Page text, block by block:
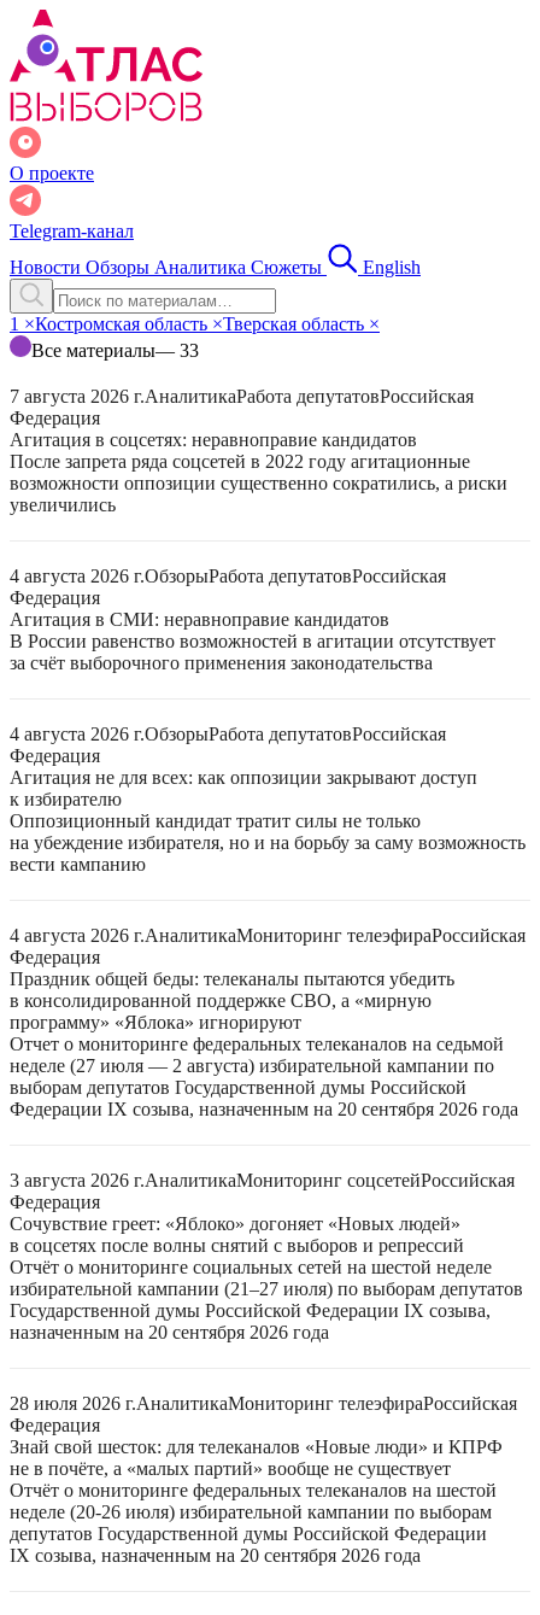
О проекте
Telegram-канал
Новости Обзоры Аналитика Сюжеты English
1 ×Костромская область ×Тверская область ×
Все материалы— 33
7 августа 2026 г.АналитикаРабота депутатовРоссийская
Федерация
Агитация в соцсетях: неравноправие кандидатов
После запрета ряда соцсетей в 2022 году агитационные
возможности оппозиции существенно сократились, а риски
увеличились
4 августа 2026 г.ОбзорыРабота депутатовРоссийская
Федерация
Агитация в СМИ: неравноправие кандидатов
В России равенство возможностей в агитации отсутствует
за счёт выборочного применения законодательства
4 августа 2026 г.ОбзорыРабота депутатовРоссийская
Федерация
Агитация не для всех: как оппозиции закрывают доступ
к избирателю
Оппозиционный кандидат тратит силы не только
на убеждение избирателя, но и на борьбу за саму возможность
вести кампанию
4 августа 2026 г.АналитикаМониторинг телеэфираРоссийская
Федерация
Праздник общей беды: телеканалы пытаются убедить
в консолидированной поддержке СВО, а «мирную
программу» «Яблока» игнорируют
Отчет о мониторинге федеральных телеканалов на седьмой
неделе (27 июля — 2 августа) избирательной кампании по
выборам депутатов Государственной думы Российской
Федерации IX созыва, назначенным на 20 сентября 2026 года
3 августа 2026 г.АналитикаМониторинг соцсетейРоссийская
Федерация
Сочувствие греет: «Яблоко» догоняет «Новых людей»
в соцсетях после волны снятий с выборов и репрессий
Отчёт о мониторинге социальных сетей на шестой неделе
избирательной кампании (21–27 июля) по выборам депутатов
Государственной думы Российской Федерации IX созыва,
назначенным на 20 сентября 2026 года
28 июля 2026 г.АналитикаМониторинг телеэфираРоссийская
Федерация
Знай свой шесток: для телеканалов «Новые люди» и КПРФ
не в почёте, а «малых партий» вообще не существует
Отчёт о мониторинге федеральных телеканалов на шестой
неделе (20-26 июля) избирательной кампании по выборам
депутатов Государственной думы Российской Федерации
IX созыва, назначенным на 20 сентября 2026 года